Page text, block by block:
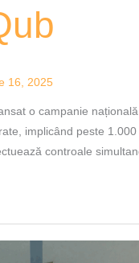
16, 2025
o campanie
implicând peste
controale